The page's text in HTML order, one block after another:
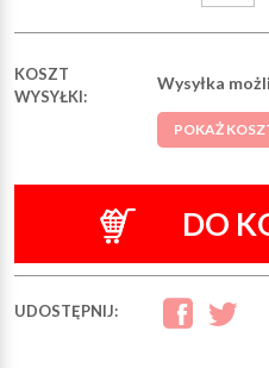
KOSZT
WYSYŁKI:
Wysyłka
POKAŻ
DO
UDOSTĘPNIJ: